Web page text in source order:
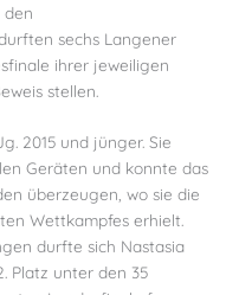
den
sechs Langener
ihrer jeweiligen
stellen.
2015 und jünger. Sie
Geräten und konnte das
überzeugen, wo sie die
Wettkampfes erhielt.
durfte sich Nastasia
Platz unter den 35